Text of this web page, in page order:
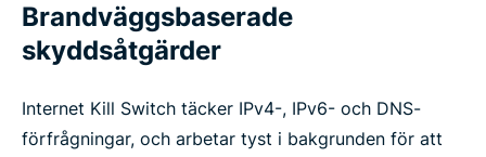
Brandväggsbaserade
skyddsåtgärder
Internet Kill Switch täcker IPv4-, IPv6- och DNS-
förfrågningar, och arbetar tyst i bakgrunden för att